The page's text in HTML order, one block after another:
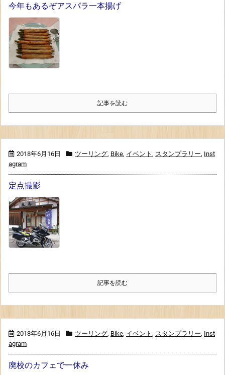
今年もあるぞアスパラ一本揚げ
記事を読む
2018年6月16日 ツーリング, Bike, イベント , スタンプラリー, Inst
agram
定点撮影
記事を読む
2018年6月16日 ツーリング, Bike, イベント , スタンプラリー, Inst
agram
廃校のカフェで一休み